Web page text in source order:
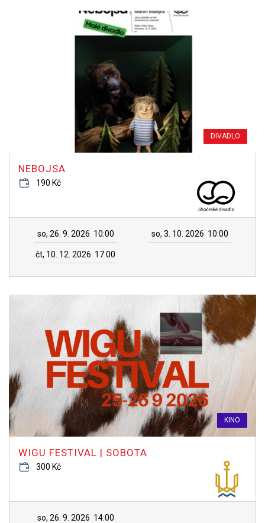
DIVADLO
NEBOJSA
190 Kč
so, 26. 9. 2026 10:00 so, 3. 10. 2026 10:00
čt, 10. 12. 2026 17:00
KINO
WIGU FESTIVAL | SOBOTA
300 Kč
so, 26. 9. 2026 14:00